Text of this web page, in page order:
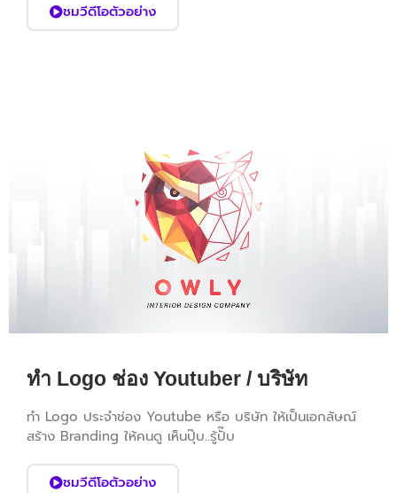
ชมวีดีโอตัวอย่าง
ทำ Logo ช่อง Youtuber / บริษัท
ทำ Logo ประจำช่อง Youtube หรือ บริษัท ให้เป็นเอกลัษณ์
สร้าง Branding ให้คนดู เห็นปุ๊บ..รู้ปั๊บ
ชมวีดีโอตัวอย่าง